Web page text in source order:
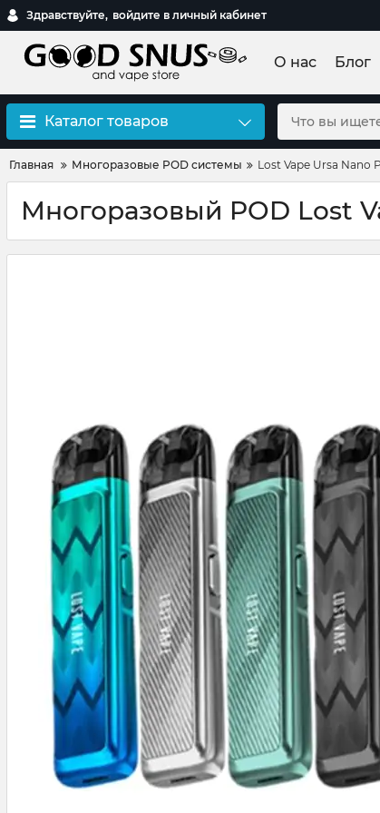
Здравствуйте, войдите в личный кабинет
О нас Блог
Каталог товаров
Главная Многоразовые POD системы Lost Vape Ursa Nano
Многоразовый POD Lost